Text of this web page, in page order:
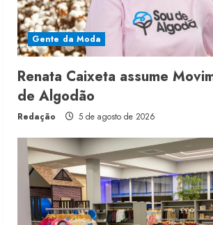
Gente da Moda
Renata Caixeta assume
de Algodão
Redação 5 de agosto de 2026